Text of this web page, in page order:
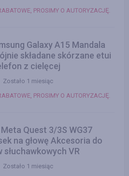
PROSIMY O AUTORYZACJĘ.
Galaxy A15 Mandala
składane skórzane etui
z cielęcej
Zostało 1 miesiąc
PROSIMY O AUTORYZACJĘ.
Quest 3/3S WG37
na głowę Akcesoria do
słuchawkowych VR
Zostało 1 miesiąc